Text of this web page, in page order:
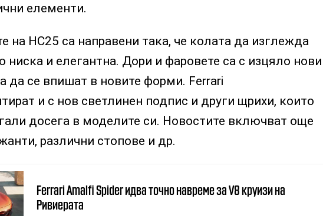
елементи.
на HC25 са направени така, че колата да изглежда
ниска и елегантна. Дори и фаровете са с изцяло нови
да се впишат в новите форми. Ferrari
и с нов светлинен подпис и други щрихи, които
досега в моделите си. Новостите включват още
различни стопове и др.
Ferrari Amalfi Spider идва точно навреме за V8 круизи на
Ривиерата